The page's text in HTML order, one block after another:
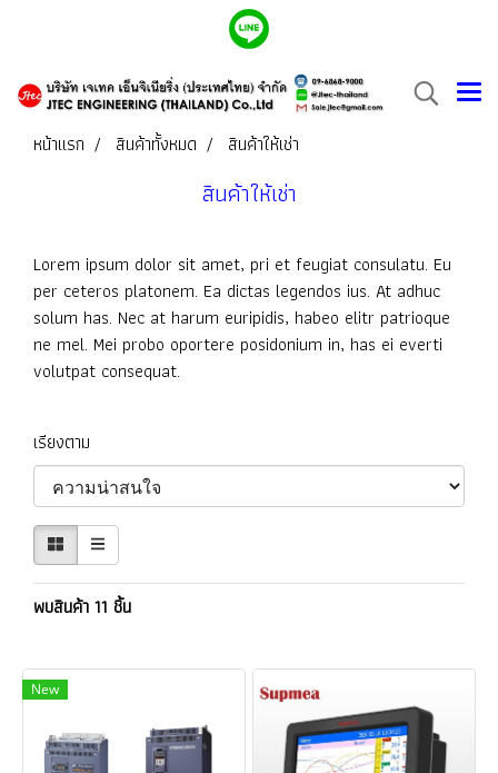
หน้าแรก สินค้าทั้งหมด สินค้าให้เช่า
สินค้าให้เช่า
Lorem ipsum dolor sit amet, pri et feugiat consulatu. Eu
per ceteros platonem. Ea dictas legendos ius. At adhuc
solum has. Nec at harum euripidis, habeo elitr patrioque
ne mel. Mei probo oportere posidonium in, has ei everti
volutpat consequat.
เรียงตาม
พบสินค้า 11 ชิ้น
New